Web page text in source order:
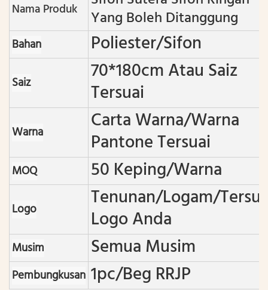
Nama Produk
Yang Boleh Ditanggung
Bahan Poliester/sifon
Saiz
70*180cm Atau Saiz
Tersuai
Warna
Carta Warna/warna
Pantone Tersuai
MOQ 50 Keping/warna
Logo
Tenunan/logam/
Logo Anda
Musim Semua Musim
Pembungkusan 1pc/beg RRJP